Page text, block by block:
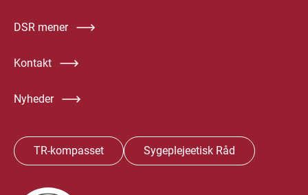
DSR mener
Kontakt
Nyheder
TR-kompasset Sygeplejeetisk Råd